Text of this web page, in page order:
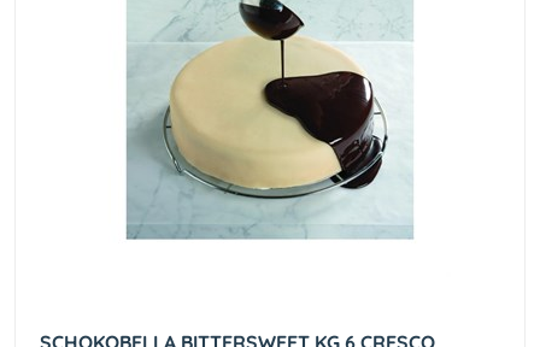
SCHOKOBELLA BITTERSWEET KG 6 CRESCO